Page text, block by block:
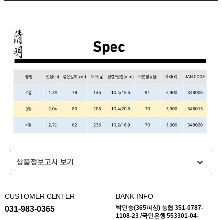
상품정보고시 보기
CUSTOMER CENTER
031-983-0365
BANK INFO
박민승(365피싱) 농협 351-0787-
1108-23 /국민은행 553301-04-